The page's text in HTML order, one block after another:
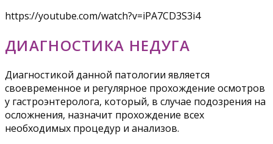
https://youtube.com/watch?v=iPA7CD3S3i4
ДИАГНОСТИКА НЕДУГА
Диагностикой данной патологии является
своевременное и регулярное прохождение осмотров
у гастроэнтеролога, который, в случае подозрения на
осложнения, назначит прохождение всех
необходимых процедур и анализов.